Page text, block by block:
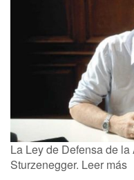
La Ley de Defensa de
Sturzenegger. Leer más